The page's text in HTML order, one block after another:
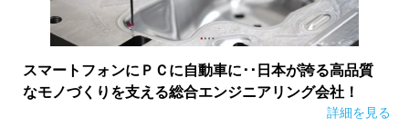
スマートフォンにＰＣに自動車に･･日本が誇る高品質
なモノづくりを支える総合エンジニアリング会社！
詳細を見る